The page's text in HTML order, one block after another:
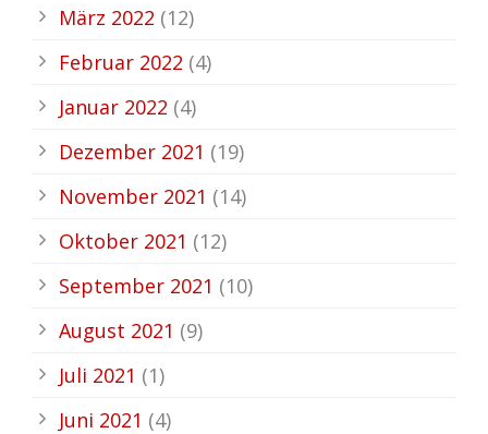
März 2022 (12)
Februar 2022 (4)
Januar 2022 (4)
Dezember 2021 (19)
November 2021 (14)
Oktober 2021 (12)
September 2021 (10)
August 2021 (9)
Juli 2021 (1)
Juni 2021 (4)